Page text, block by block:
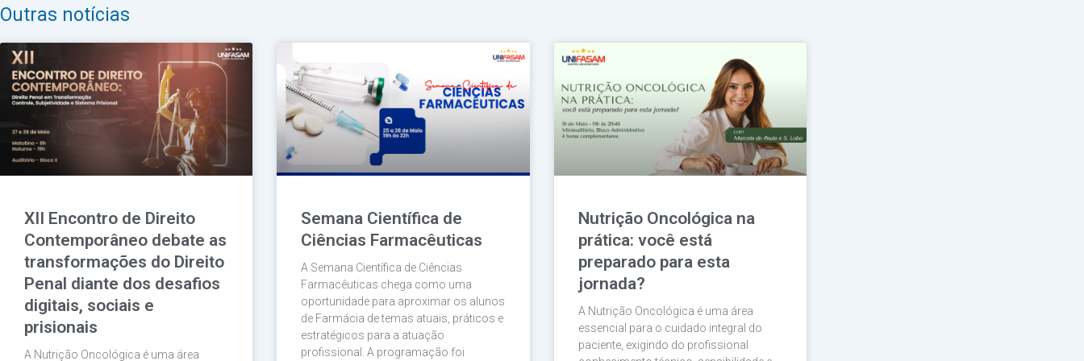
Outras notícias
XII Encontro de Direito
Contemporâneo debate as
transformações do Direito
Penal diante dos desafios
digitais, sociais e
prisionais
A Nutrição Oncológica é uma área
Semana Científica de
Ciências Farmacêuticas
A Semana Científica de Ciências
Farmacêuticas chega como uma
oportunidade para aproximar os alunos
de Farmácia de temas atuais, práticos e
estratégicos para a atuação
profissional. A programação foi
Nutrição Oncológica na
prática: você está
preparado para esta
jornada?
A Nutrição Oncológica é uma área
essencial para o cuidado integral do
paciente, exigindo do profissional
Página
PáginaPágina